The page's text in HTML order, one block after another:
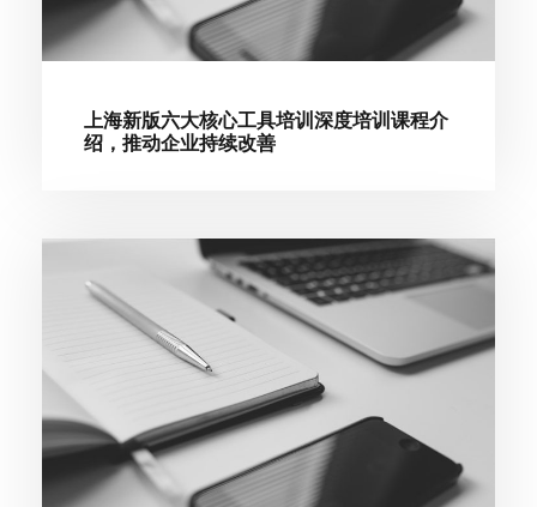
上海新版六大核心工具培训深度培训课程介
绍，推动企业持续改善